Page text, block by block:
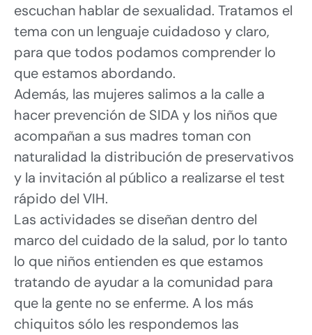
escuchan hablar de sexualidad. Tratamos el
tema con un lenguaje cuidadoso y claro,
para que todos podamos comprender lo
que estamos abordando.
Además, las mujeres salimos a la calle a
hacer prevención de SIDA y los niños que
acompañan a sus madres toman con
naturalidad la distribución de preservativos
y la invitación al público a realizarse el test
rápido del VIH.
Las actividades se diseñan dentro del
marco del cuidado de la salud, por lo tanto
lo que niños entienden es que estamos
tratando de ayudar a la comunidad para
que la gente no se enferme. A los más
chiquitos sólo les respondemos las